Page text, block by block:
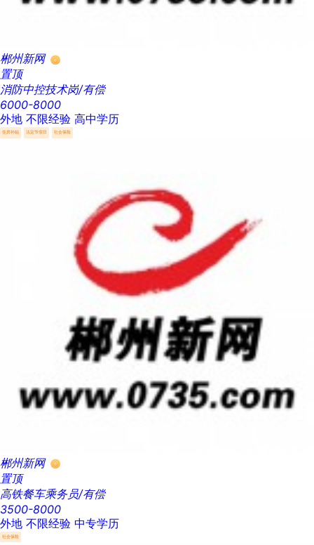
郴州新网
置顶
消防中控技术岗/有偿
6000-8000
外地 不限经验 高中学历
住房补贴 法定节假日 社会保险
郴州新网
置顶
高铁餐车乘务员/有偿
3500-8000
外地 不限经验 中专学历
社会保险